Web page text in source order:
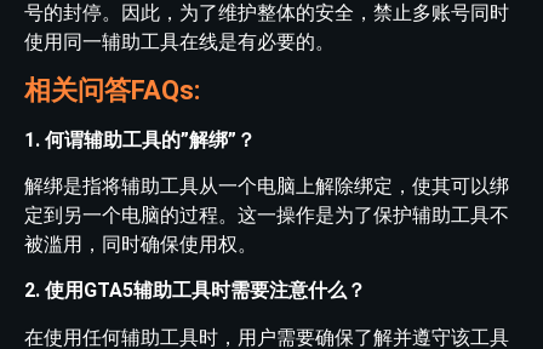
号的封停。因此，为了维护整体的安全，禁止多账号同时
使用同一辅助工具在线是有必要的。
相关问答FAQs:
1. 何谓辅助工具的”解绑”？
解绑是指将辅助工具从一个电脑上解除绑定，使其可以绑
定到另一个电脑的过程。这一操作是为了保护辅助工具不
被滥用，同时确保使用权。
2. 使用GTA5辅助工具时需要注意什么？
在使用任何辅助工具时，用户需要确保了解并遵守该工具